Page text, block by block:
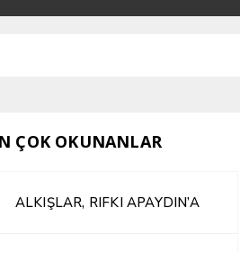
ÇOK OKUNANLAR
ALKIŞLAR, RIFKI APAYDIN’A